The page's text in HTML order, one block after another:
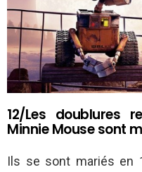
12/Les doublures
Minnie Mouse sont
Ils se sont mariés en